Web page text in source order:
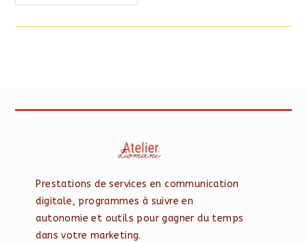
Prestations de services en communication
digitale, programmes à suivre en
autonomie et outils pour gagner du temps
dans votre marketing.